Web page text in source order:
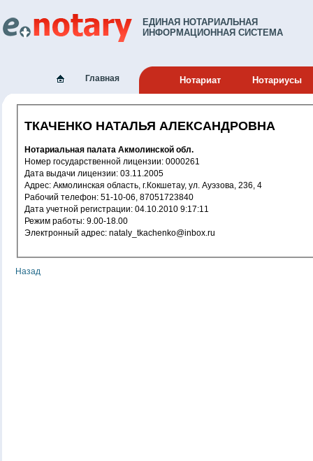
ЕДИНАЯ НОТАРИАЛЬНАЯ
ИНФОРМАЦИОННАЯ СИСТЕМА
Главная Нотариат Нотариусы
ТКАЧЕНКО НАТАЛЬЯ АЛЕКСАНДРОВНА
Нотариальная палата Акмолинской обл.
Номер государственной лицензии: 0000261
Дата выдачи лицензии: 03.11.2005
Адрес: Акмолинская область, г.Кокшетау, ул. Ауэзова, 236, 4
Рабочий телефон: 51-10-06, 87051723840
Дата учетной регистрации: 04.10.2010 9:17:11
Режим работы: 9.00-18.00
Электронный адрес: nataly_tkachenko@inbox.ru
Назад